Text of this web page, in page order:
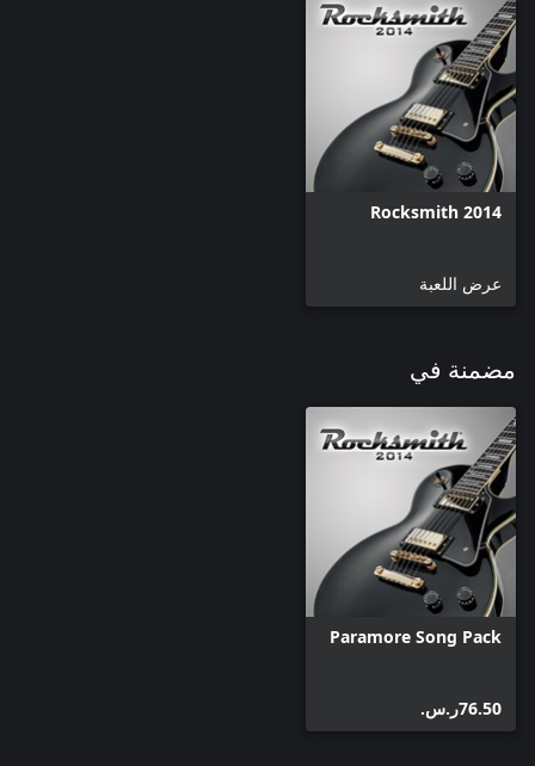
Rocksmith 2014
عرض اللعبة
مضمنة في
Paramore Song Pack
‪ر.س.‏‎76.50‬